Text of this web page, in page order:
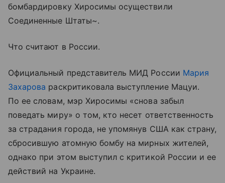
бомбардировку Хиросимы осуществили
Соединенные Штаты~.
Что считают в России.
Официальный представитель МИД России Мария
Захарова раскритиковала выступление Мацуи.
По ее словам, мэр Хиросимы «снова забыл
поведать миру» о том, кто несет ответственность
за страдания города, не упомянув США как страну,
сбросившую атомную бомбу на мирных жителей,
однако при этом выступил с критикой России и ее
действий на Украине.